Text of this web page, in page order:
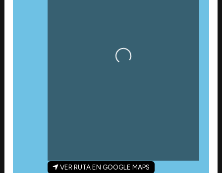
Cargando…
VER RUTA EN GOOGLE MAPS